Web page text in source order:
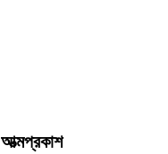
আত্মপ্রকাশ